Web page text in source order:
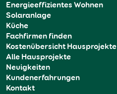
Energieeffizientes Wohnen
Solaranlage
Küche
Fachfirmen finden
Kostenübersicht Hausprojekte
Alle Hausprojekte
Neuigkeiten
Kundenerfahrungen
Kontakt